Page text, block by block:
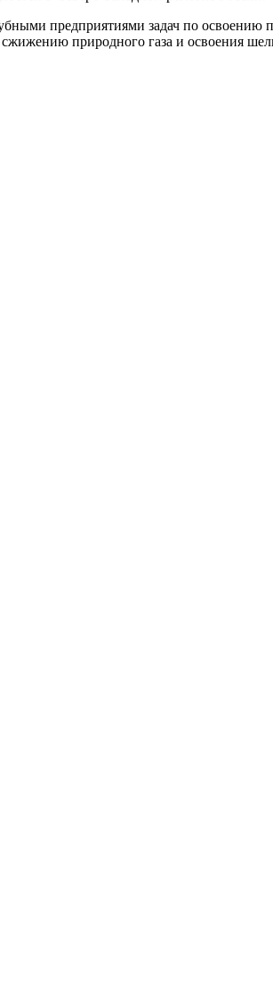
предприятиями задач по освоению
природного газа и освоения